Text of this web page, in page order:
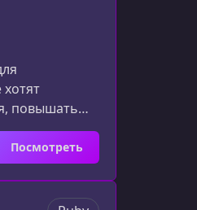
повышать
места. Вы
готовую к
подходит
Посмотреть